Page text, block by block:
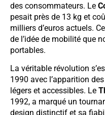
des consommateurs. Le
pesait près de 13 kg et
milliers d’euros actuels.
de l’idée de mobilité que
portables.
La véritable révolution
1990 avec l’apparition des
légers et accessibles. Le
1992, a marqué un
design distinctif et sa